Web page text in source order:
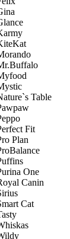
Table
Fit
Plan
One
Canin
Cat